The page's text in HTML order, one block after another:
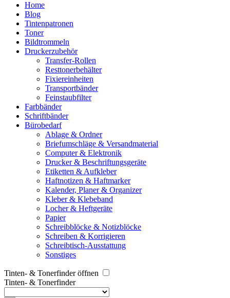
Home
Blog
Tintenpatronen
Toner
Bildtrommeln
Druckerzubehör
Transfer-Rollen
Resttonerbehälter
Fixiereinheiten
Transportbänder
Feinstaubfilter
Farbbänder
Schriftbänder
Bürobedarf
Ablage & Ordner
Briefumschläge & Versandmaterial
Computer & Elektronik
Drucker & Beschriftungsgeräte
Etiketten & Aufkleber
Haftnotizen & Haftmarker
Kalender, Planer & Organizer
Kleber & Klebeband
Locher & Heftgeräte
Papier
Schreibblöcke & Notizblöcke
Schreiben & Korrigieren
Schreibtisch-Ausstattung
Sonstiges
Tinten- & Tonerfinder öffnen
Tinten- & Tonerfinder